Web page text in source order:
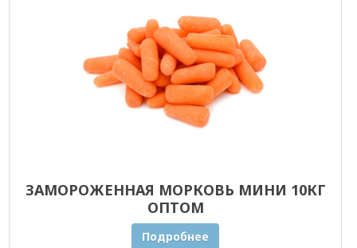
ЗАМОРОЖЕННАЯ МОРКОВЬ МИНИ 10КГ
ОПТОМ
Подробнее